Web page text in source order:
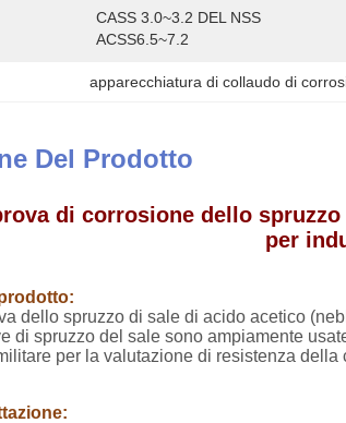
CASS 3.0~3.2 DEL NSS
ACSS6.5~7.2
apparecchiatura di collaudo di
Del Prodotto
di corrosione dello
per
dello spruzzo di sale di acido acetico
di spruzzo del sale sono ampiamente
per la valutazione di resistenza